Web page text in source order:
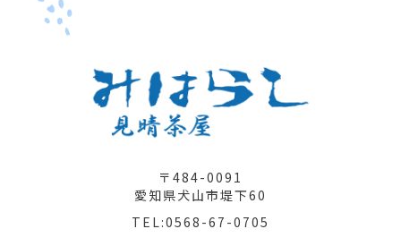
〒484-0091
愛知県犬山市堤下60
TEL:0568-67-0705